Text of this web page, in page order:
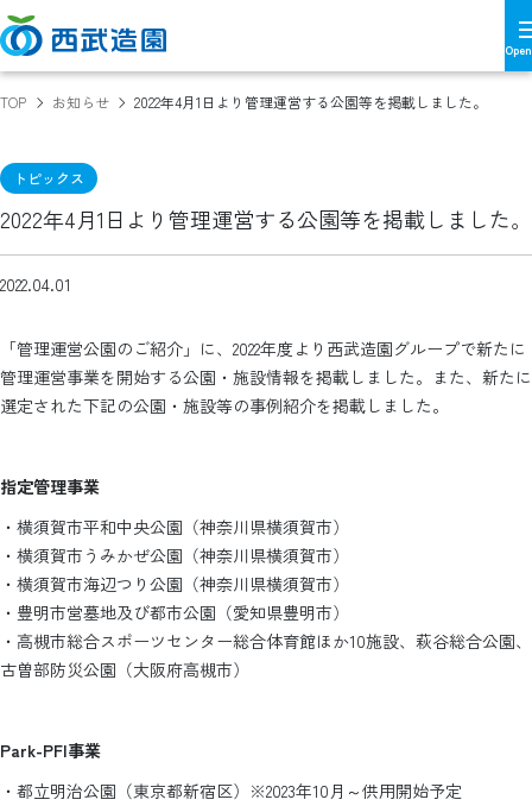
TOP お知らせ 2022年4月1日より管理運営する公園等を掲載しました。
トピックス
2022年4月1日より管理運営する公園等を掲載しました。
2022.04.01
「管理運営公園のご紹介」に、2022年度より西武造園グループで新たに
管理運営事業を開始する公園・施設情報を掲載しました。また、新たに
選定された下記の公園・施設等の事例紹介を掲載しました。
指定管理事業
・横須賀市平和中央公園（神奈川県横須賀市）
・横須賀市うみかぜ公園（神奈川県横須賀市）
・横須賀市海辺つり公園（神奈川県横須賀市）
・豊明市営墓地及び都市公園（愛知県豊明市）
・高槻市総合スポーツセンター総合体育館ほか10施設、萩谷総合公園、
古曽部防災公園（大阪府高槻市）
Park-PFI事業
・都立明治公園（東京都新宿区）※2023年10月～供用開始予定